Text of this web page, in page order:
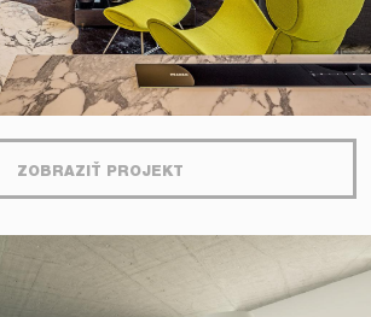
ZOBRAZIŤ PROJEKT